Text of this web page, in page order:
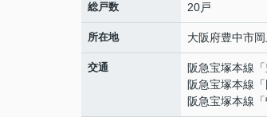
総戸数 20戸
所在地 大阪府豊中市
交通 阪急宝塚本線 「
阪急宝塚本線 「
阪急宝塚本線 「